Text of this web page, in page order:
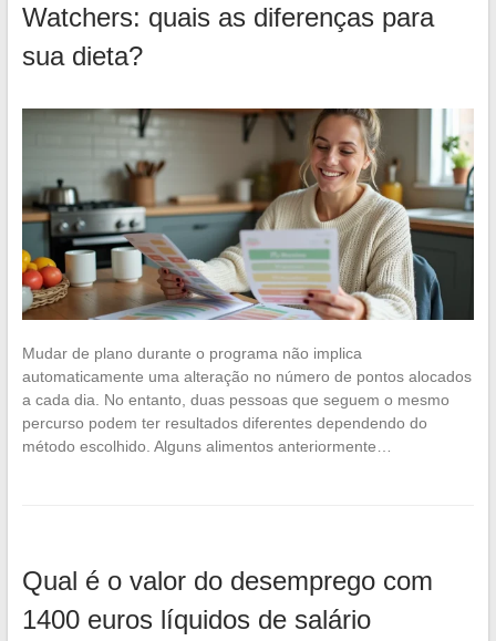
Watchers: quais as diferenças para
sua dieta?
Mudar de plano durante o programa não implica
automaticamente uma alteração no número de pontos alocados
a cada dia. No entanto, duas pessoas que seguem o mesmo
percurso podem ter resultados diferentes dependendo do
método escolhido. Alguns alimentos anteriormente…
Qual é o valor do desemprego com
1400 euros líquidos de salário